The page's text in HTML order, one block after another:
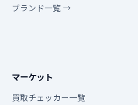
ブランド一覧 →
マーケット
買取チェッカー一覧